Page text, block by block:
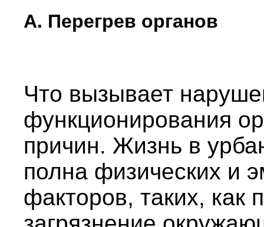
А. Перегрев органов
Что вызывает
функционирования
причин. Жизнь в
полна физических и
факторов, таких, как